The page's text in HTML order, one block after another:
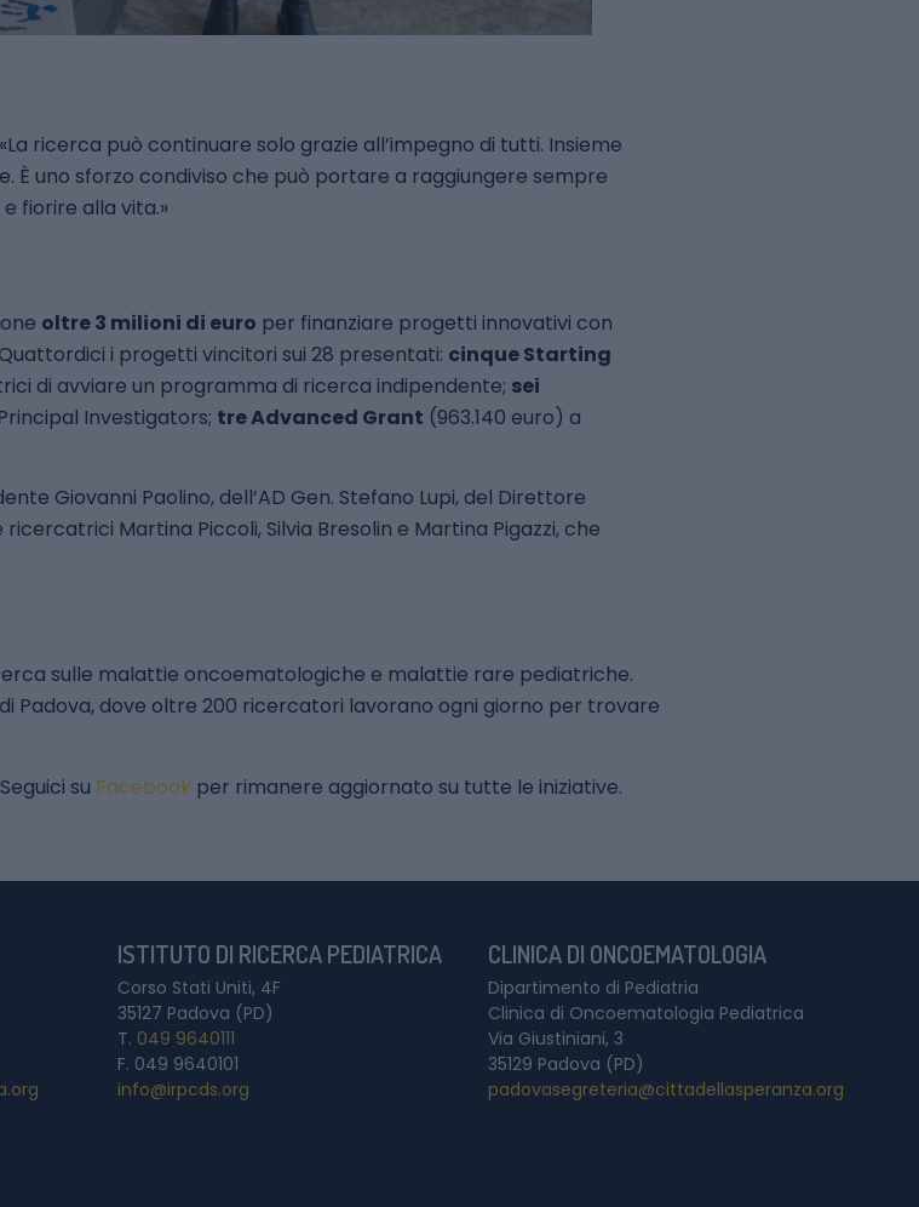
ricerca può continuare solo grazie all’impegno di tutti. Insieme
uno sforzo condiviso che può portare a raggiungere sempre
fiorire alla vita.»
oltre 3 milioni di euro per finanziare progetti innovativi con
i progetti vincitori sui 28 presentati: cinque Starting
di avviare un programma di ricerca indipendente; sei
Investigators; tre Advanced Grant (963.140 euro) a
Giovanni Paolino, dell’AD Gen. Stefano Lupi, del Direttore
Martina Piccoli, Silvia Bresolin e Martina Pigazzi, che
sulle malattie oncoematologiche e malattie rare pediatriche.
Padova, dove oltre 200 ricercatori lavorano ogni giorno per trovare
su Facebook per rimanere aggiornato su tutte le iniziative.
ISTITUTO DI RICERCA PEDIATRICA
Corso Stati Uniti, 4F
35127 Padova (PD)
T. 049 9640111
F. 049 9640101
info@irpcds.org
CLINICA DI ONCOEMATOLOGIA
Dipartimento di Pediatria
Clinica di Oncoematologia Pediatrica
Via Giustiniani, 3
35129 Padova (PD)
padovasegreteria@cittadellasperanza.org